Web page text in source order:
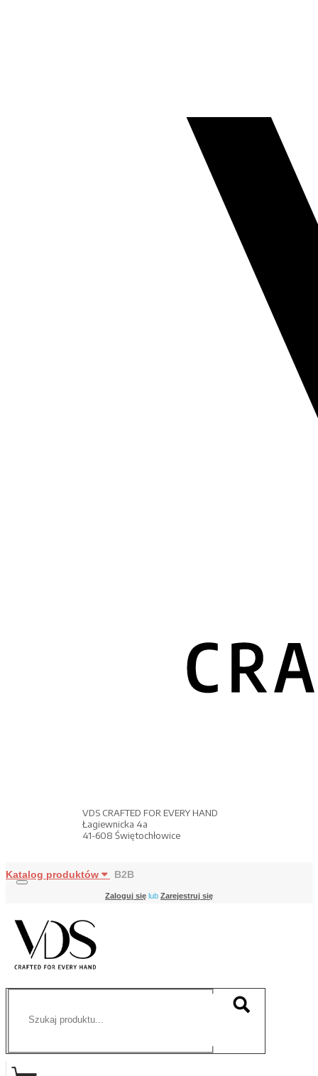
VDS CRAFTED FOR EVERY HAND
Łagiewnicka 4a
41-608 Świętochłowice
Katalog produktów B2B
Zaloguj się lub Zarejestruj się